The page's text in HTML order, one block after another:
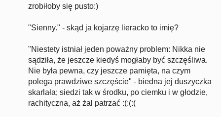
zrobiłoby się pusto:)
"Sienny." - skąd ja kojarzę lieracko to imię?
"Niestety istniał jeden poważny problem: Nikka nie
sądziła, że jeszcze kiedyś mogłaby być szczęśliwa.
Nie była pewna, czy jeszcze pamięta, na czym
polega prawdziwe szczęście" - biedna jej duszyczka
skarlała; siedzi tak w środku, po ciemku i w głodzie,
rachityczna, aż żal patrzać :(:(:(